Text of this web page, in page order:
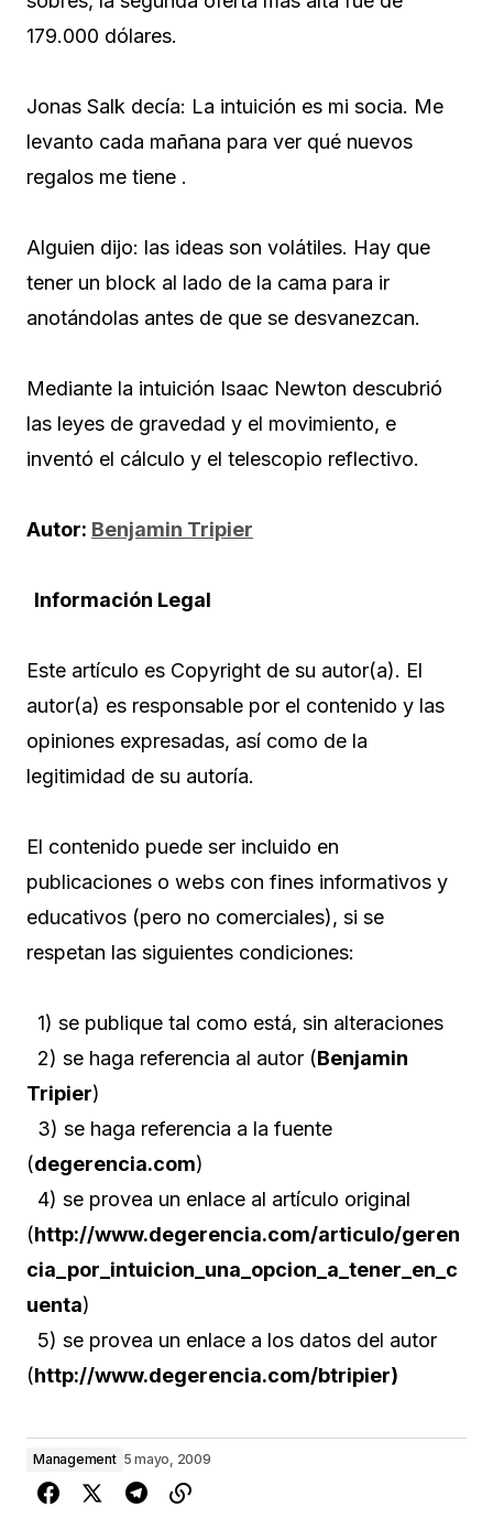
179.000 dólares.
Jonas Salk decía: La intuición es mi socia. Me
levanto cada mañana para ver qué nuevos
regalos me tiene .
Alguien dijo: las ideas son volátiles. Hay que
tener un block al lado de la cama para ir
anotándolas antes de que se desvanezcan.
Mediante la intuición Isaac Newton descubrió
las leyes de gravedad y el movimiento, e
inventó el cálculo y el telescopio reflectivo.
Autor: Benjamin Tripier
Información Legal
Este artículo es Copyright de su autor(a). El
autor(a) es responsable por el contenido y las
opiniones expresadas, así como de la
legitimidad de su autoría.
El contenido puede ser incluido en
publicaciones o webs con fines informativos y
educativos (pero no comerciales), si se
respetan las siguientes condiciones:
1) se publique tal como está, sin alteraciones
2) se haga referencia al autor (Benjamin
Tripier)
3) se haga referencia a la fuente
(degerencia.com)
4) se provea un enlace al artículo original
(http://www.degerencia.com/articulo/geren
cia_por_intuicion_una_opcion_a_tener_en_c
uenta)
5) se provea un enlace a los datos del autor
(http://www.degerencia.com/btripier)
Management 5 mayo, 2009